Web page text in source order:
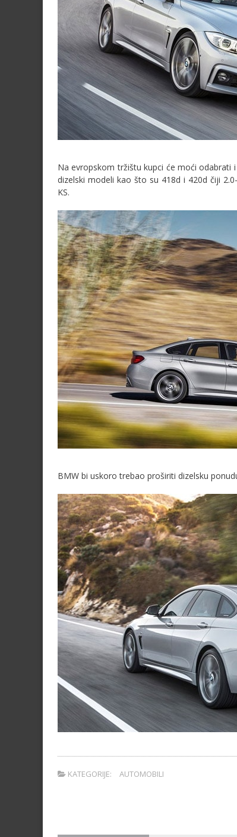
Na evropskom tržištu kupci će moći odabrati
dizelski modeli kao što su 418d i 420d čiji
KS.
BMW bi uskoro trebao proširiti dizelsku
KATEGORIJE: AUTOMOBILI